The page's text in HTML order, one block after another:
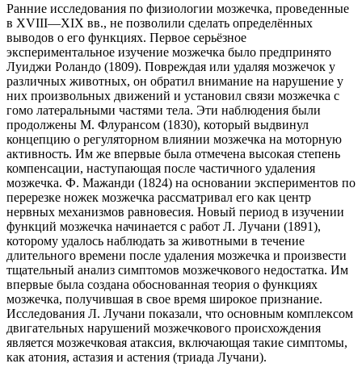
Ранние исследования по физиологии мозжечка, проведенные
в XVIII—XIX вв., не позволили сделать определённых
выводов о его функциях. Первое серьёзное
экспериментальное изучение мозжечка было предпринято
Луиджи Роландо (1809). Повреждая или удаляя мозжечок у
различных животных, он обратил внимание на нарушение у
них произвольных движений и установил связи мозжечка с
гомо латеральными частями тела. Эти наблюдения были
продолжены М. Флурансом (1830), который выдвинул
концепцию о регуляторном влиянии мозжечка на моторную
активность. Им же впервые была отмечена высокая степень
компенсации, наступающая после частичного удаления
мозжечка. Ф. Мажанди (1824) на основании экспериментов по
перерезке ножек мозжечка рассматривал его как центр
нервных механизмов равновесия. Новый период в изучении
функций мозжечка начинается с работ Л. Лучани (1891),
которому удалось наблюдать за животными в течение
длительного времени после удаления мозжечка и произвести
тщательный анализ симптомов мозжечкового недостатка. Им
впервые была создана обоснованная теория о функциях
мозжечка, получившая в свое время широкое признание.
Исследования Л. Лучани показали, что основным комплексом
двигательных нарушений мозжечкового происхождения
является мозжечковая атаксия, включающая такие симптомы,
как атония, астазия и астения (триада Лучани).